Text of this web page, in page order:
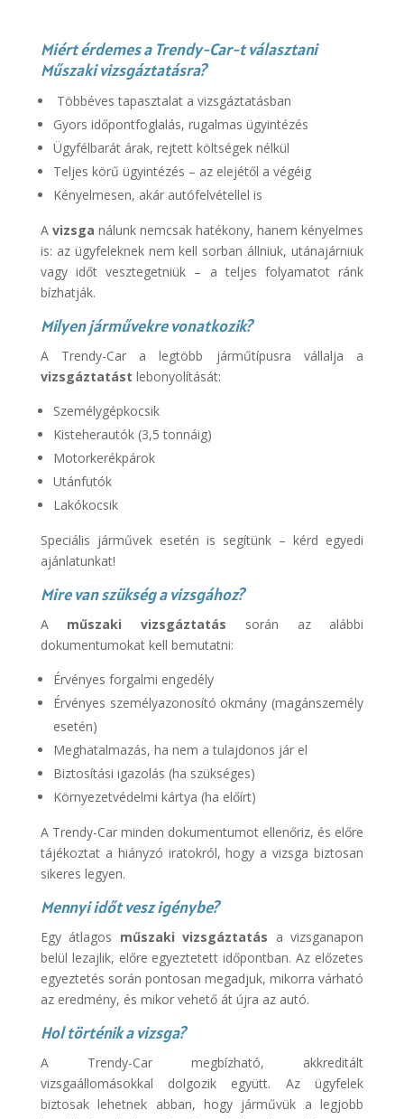
Miért érdemes a Trendy-Car-t választani
Műszaki vizsgáztatásra?
Többéves tapasztalat a vizsgáztatásban
Gyors időpontfoglalás, rugalmas ügyintézés
Ügyfélbarát árak, rejtett költségek nélkül
Teljes körű ügyintézés – az elejétől a végéig
Kényelmesen, akár autófelvétellel is
A vizsga nálunk nemcsak hatékony, hanem kényelmes
is: az ügyfeleknek nem kell sorban állniuk, utánajárniuk
vagy időt vesztegetniük – a teljes folyamatot ránk
bízhatják.
Milyen járművekre vonatkozik?
A Trendy-Car a legtöbb járműtípusra vállalja a
vizsgáztatást lebonyolítását:
Személygépkocsik
Kisteherautók (3,5 tonnáig)
Motorkerékpárok
Utánfutók
Lakókocsik
Speciális járművek esetén is segítünk – kérd egyedi
ajánlatunkat!
Mire van szükség a vizsgához?
A műszaki vizsgáztatás során az alábbi
dokumentumokat kell bemutatni:
Érvényes forgalmi engedély
Érvényes személyazonosító okmány (magánszemély
esetén)
Meghatalmazás, ha nem a tulajdonos jár el
Biztosítási igazolás (ha szükséges)
Környezetvédelmi kártya (ha előírt)
A Trendy-Car minden dokumentumot ellenőriz, és előre
tájékoztat a hiányzó iratokról, hogy a vizsga biztosan
sikeres legyen.
Mennyi időt vesz igénybe?
Egy átlagos műszaki vizsgáztatás a vizsganapon
belül lezajlik, előre egyeztetett időpontban. Az előzetes
egyeztetés során pontosan megadjuk, mikorra várható
az eredmény, és mikor vehető át újra az autó.
Hol történik a vizsga?
A Trendy-Car megbízható, akkreditált
vizsgaállomásokkal dolgozik együtt. Az ügyfelek
biztosak lehetnek abban, hogy járművük a legjobb